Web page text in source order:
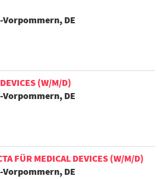
DE
(W/M/D)
DE
FÜR MEDICAL DEVICES (W/M/D)
DE